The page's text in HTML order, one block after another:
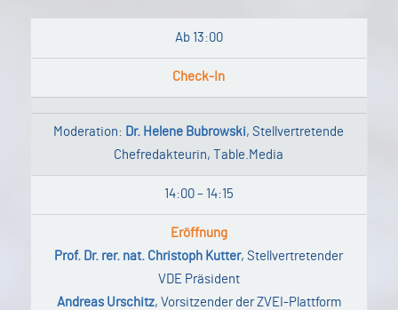
Ab 13:00
Check-In
Moderation: Dr. Helene Bubrowski, Stellvertretende
Chefredakteurin, Table.Media
14:00 – 14:15
Eröffnung
Prof. Dr. rer. nat. Christoph Kutter, Stellvertretender
VDE Präsident
Andreas Urschitz, Vorsitzender der ZVEI-Plattform